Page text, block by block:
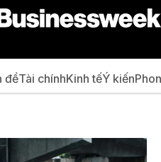
đềTài chínhKinh tếÝ kiến